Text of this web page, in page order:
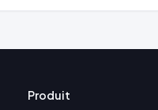
Produit